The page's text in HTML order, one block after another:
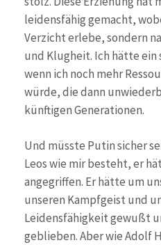
leidensfähig gemacht,
Verzicht erlebe, sondern
und Klugheit. Ich hätte ein
wenn ich noch mehr
würde, die dann
künftigen Generationen.
Und müsste Putin sicher
Leos wie mir besteht, er
angegriffen. Er hätte um
unseren Kampfgeist und
Leidensfähigkeit gewußt
geblieben. Aber wie Adolf